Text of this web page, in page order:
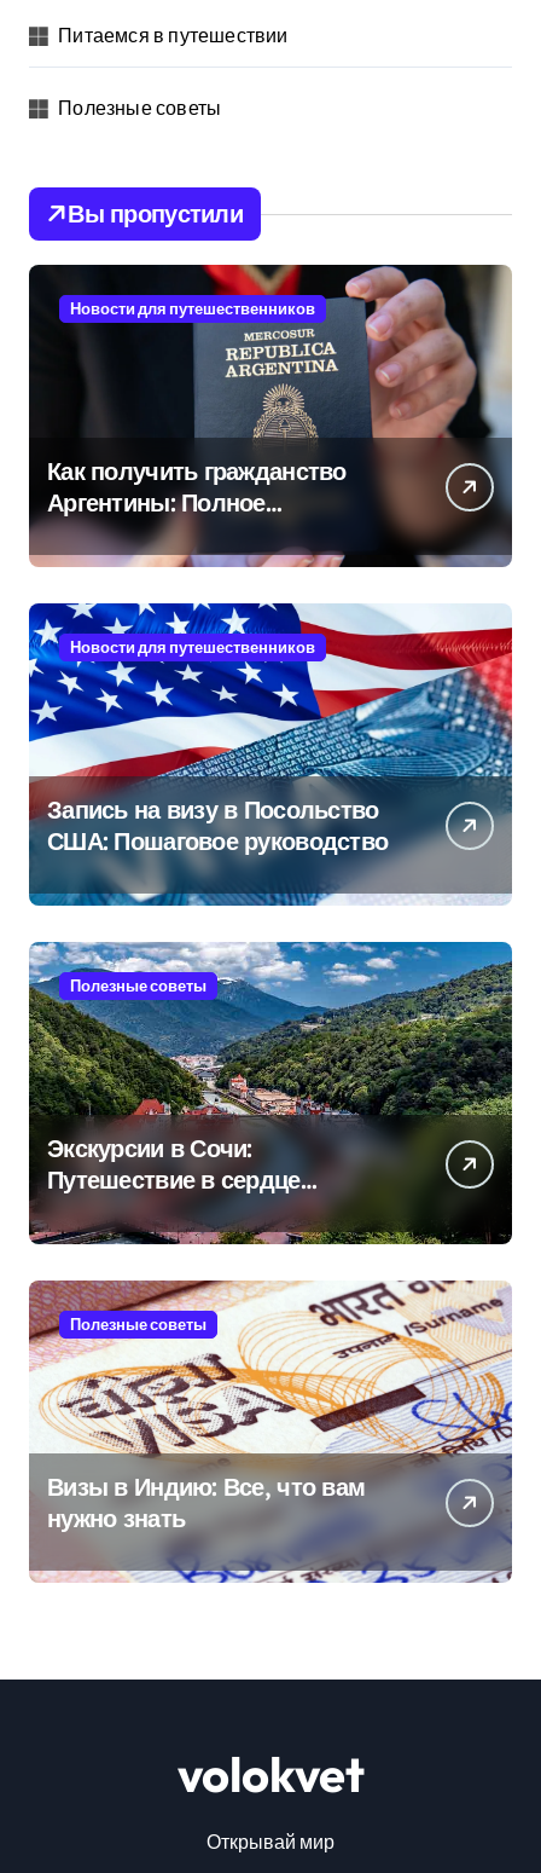
Питаемся в путешествии
Полезные советы
Вы пропустили
Новости для путешественников
Как получить гражданство
Аргентины: Полное
руководство
Новости для путешественников
Запись на визу в Посольство
США: Пошаговое руководство
Полезные советы
Экскурсии в Сочи:
Путешествие в сердце
Черноморского курорта
Полезные советы
Визы в Индию: Все, что вам
нужно знать
volokvet
Открывай мир